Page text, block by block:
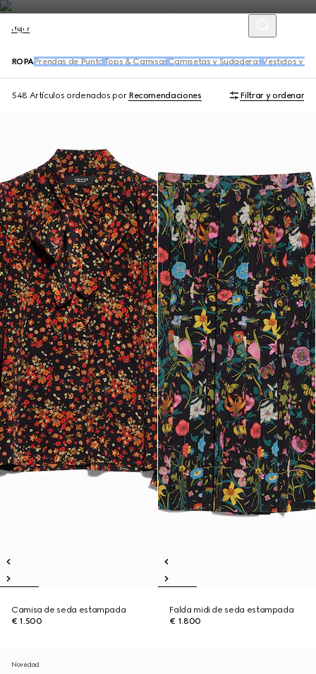
Mujer
ROPAPrendas de Punto Tops & Camisas Camisetas y Sudaderas Vestidos y
548 Artículos ordenados por Recomendaciones Filtrar y ordenar
Camisa de seda estampada
€ 1.500
Falda midi de seda estampada
€ 1.800
Novedad